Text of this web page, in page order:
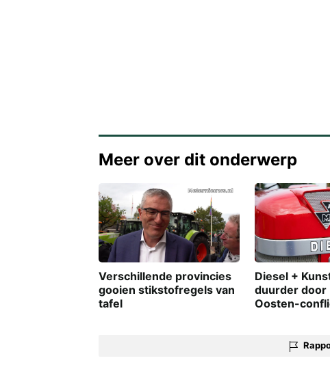
Meer over dit onderwerp
Verschillende provincies
gooien stikstofregels van
tafel
Diesel +
duurder door
Oosten-